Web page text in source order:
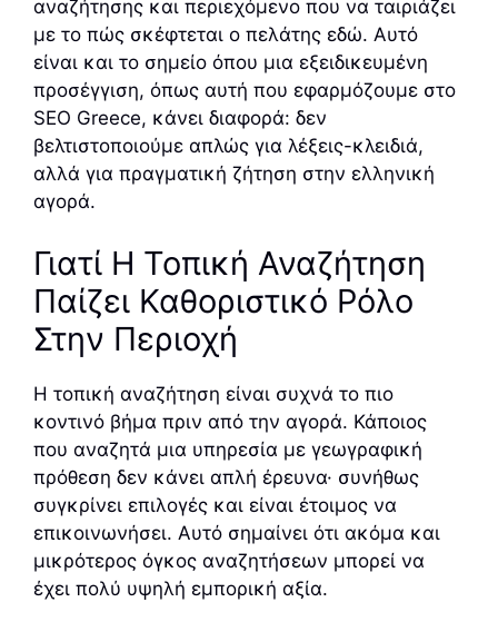
αναζήτησης και περιεχόμενο που να ταιριάζει
με το πώς σκέφτεται ο πελάτης εδώ. Αυτό
είναι και το σημείο όπου μια εξειδικευμένη
προσέγγιση, όπως αυτή που εφαρμόζουμε στο
SEO Greece, κάνει διαφορά: δεν
βελτιστοποιούμε απλώς για λέξεις-κλειδιά,
αλλά για πραγματική ζήτηση στην ελληνική
αγορά.
Γιατί Η Τοπική Αναζήτηση
Παίζει Καθοριστικό Ρόλο
Στην Περιοχή
Η τοπική αναζήτηση είναι συχνά το πιο
κοντινό βήμα πριν από την αγορά. Κάποιος
που αναζητά μια υπηρεσία με γεωγραφική
πρόθεση δεν κάνει απλή έρευνα· συνήθως
συγκρίνει επιλογές και είναι έτοιμος να
επικοινωνήσει. Αυτό σημαίνει ότι ακόμα και
μικρότερος όγκος αναζητήσεων μπορεί να
έχει πολύ υψηλή εμπορική αξία.